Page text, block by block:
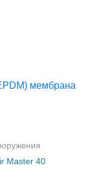
мембрана
Master 40